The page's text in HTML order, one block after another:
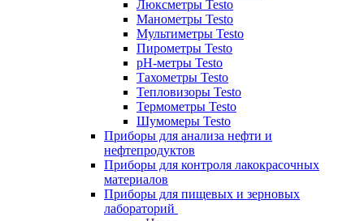
Люксметры Testo
Манометры Testo
Мультиметры Testo
Пирометры Testo
pH-метры Testo
Тахометры Testo
Тепловизоры Testo
Термометры Testo
Шумомеры Testo
Приборы для анализа нефти и
нефтепродуктов
Приборы для контроля лакокрасочных
материалов
Приборы для пищевых и зерновых
лабораторий